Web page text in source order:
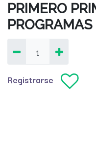
PRIMERO
PROGRAMAS
Registrarse